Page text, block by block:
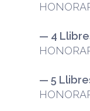
— 4
— 5